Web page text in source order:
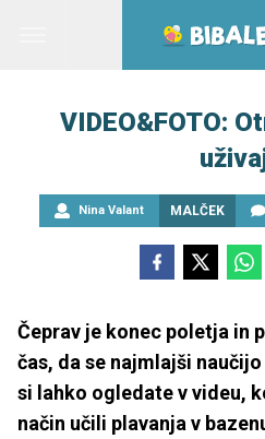
VIDEO&FOTO:
Nina Valant MALČEK
Čeprav je konec poletja in
čas, da se najmlajši
si lahko ogledate v videu,
način učili plavanja v